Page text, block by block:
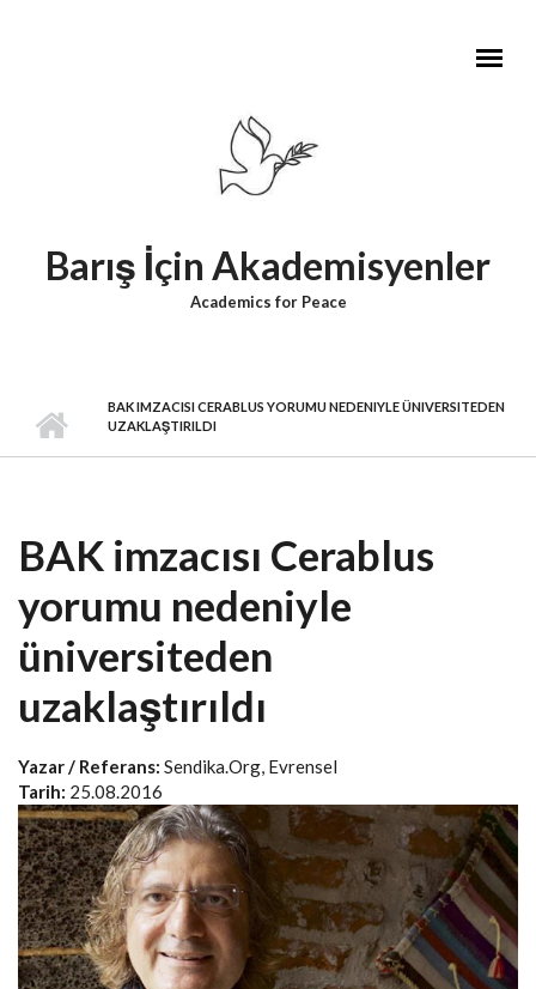
Barış İçin Akademisyenler
Academics for Peace
BAK IMZACISI CERABLUS YORUMU NEDENIYLE ÜNIVERSITEDEN
UZAKLAŞTIRILDI
BAK imzacısı Cerablus
yorumu nedeniyle
üniversiteden
uzaklaştırıldı
Yazar / Referans: Sendika.Org, Evrensel
Tarih: 25.08.2016